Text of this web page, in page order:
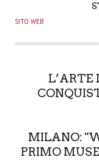
U
H
SITO WEB
MILANO:
PRIMO